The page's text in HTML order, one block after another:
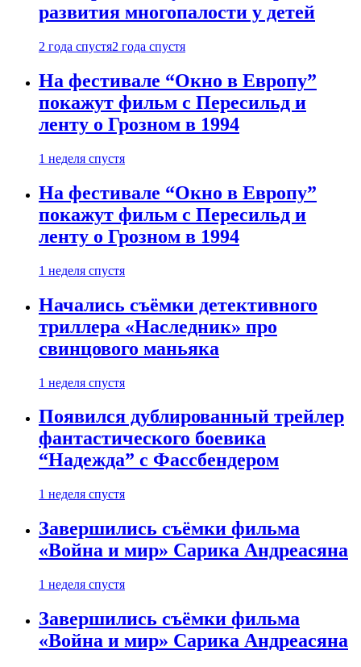
развития многопалости у детей
2 года спустя2 года спустя
На фестивале “Окно в Европу”
покажут фильм с Пересильд и
ленту о Грозном в 1994
1 неделя спустя
На фестивале “Окно в Европу”
покажут фильм с Пересильд и
ленту о Грозном в 1994
1 неделя спустя
Начались съёмки детективного
триллера «Наследник» про
свинцового маньяка
1 неделя спустя
Появился дублированный трейлер
фантастического боевика
“Надежда” с Фассбендером
1 неделя спустя
Завершились съёмки фильма
«Война и мир» Сарика Андреасяна
1 неделя спустя
Завершились съёмки фильма
«Война и мир» Сарика Андреасяна